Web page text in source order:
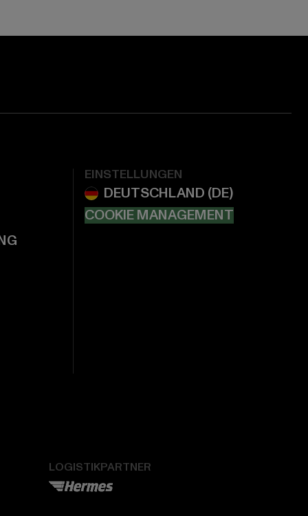
EINSTELLUNGEN
COOKIE MANAGEMENT
LOGISTIKPARTNER